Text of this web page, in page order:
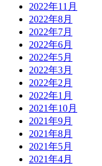
2022年11月
2022年8月
2022年7月
2022年6月
2022年5月
2022年3月
2022年2月
2022年1月
2021年10月
2021年9月
2021年8月
2021年5月
2021年4月